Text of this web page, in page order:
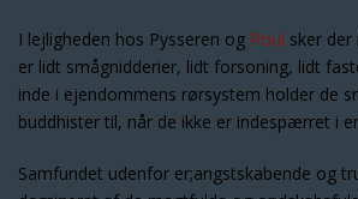
I lejligheden hos Pysseren og Poul sker
er lidt smågnidderier, lidt forsoning, lidt
inde i ejendommens rørsystem holder de
buddhister til, når de ikke er indespærret i
Samfundet udenfor er;angstskabende og